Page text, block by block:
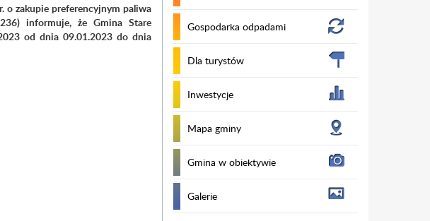
o zakupie preferencyjnym paliwa
informuje, że Gmina Stare
od dnia 09.01.2023 do dnia
Gospodarka odpadami
Dla turystów
Inwestycje
Mapa gminy
Gmina w obiektywie
Galerie